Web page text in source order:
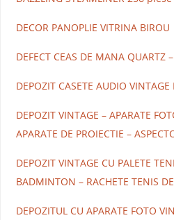
DECOR PANOPLIE VITRINA BIROU
DEFECT CEAS DE MANA QUARTZ
DEPOZIT CASETE AUDIO
DEPOZIT VINTAGE – APARATE
APARATE DE PROIECTIE –
DEPOZIT VINTAGE CU PALETE
BADMINTON – RACHETE TENIS
DEPOZITUL CU APARATE FOTO